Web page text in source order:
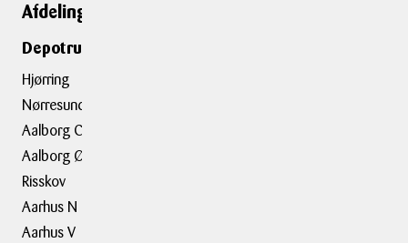
Afdelinger
Depotrumsafdelinger
Hjørring
Nørresundby
Aalborg C
Aalborg Ø
Risskov
Aarhus N
Aarhus V